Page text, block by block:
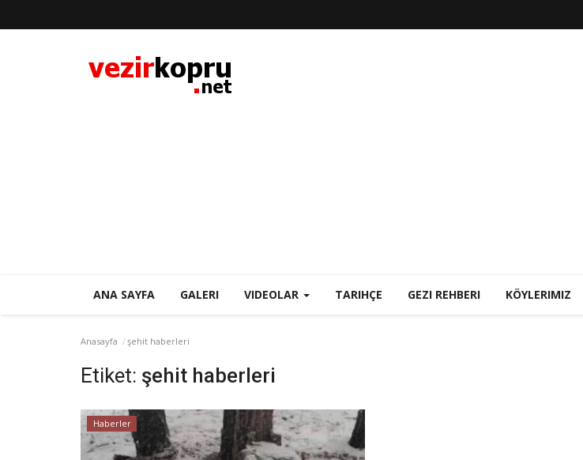
ANA SAYFA GALERI VIDEOLAR TARIHÇE GEZI REHBERI KÖYLERIMIZ
Anasayfa şehit haberleri
Etiket: şehit haberleri
Haberler